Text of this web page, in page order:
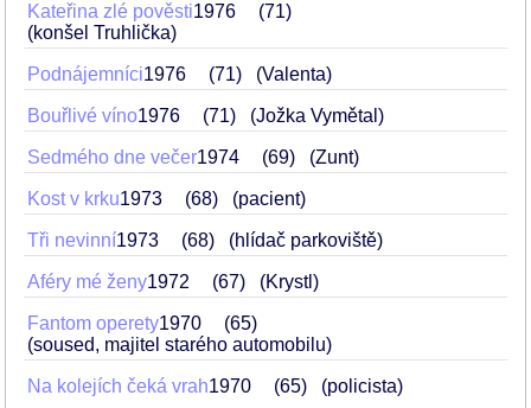
Kateřina zlé pověsti1976
71
(konšel Truhlička)
Podnájemníci1976 71 (Valenta)
Bouřlivé víno1976 71 (Jožka Vymětal)
Sedmého dne večer1974 69 (Zunt)
Kost v krku1973 68 (pacient)
Tři nevinní1973 68 (hlídač parkoviště)
Aféry mé ženy1972 67 (Krystl)
Fantom operety1970
65
(soused, majitel starého automobilu)
Na kolejích čeká vrah1970 65 (policista)